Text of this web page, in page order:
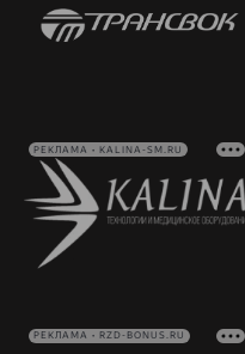
РЕКЛАМА • KALINA-SM.RU
РЕКЛАМА • RZD-BONUS.RU